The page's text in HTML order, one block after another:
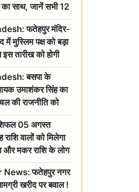
का साथ, जानें सभी 12
भाग्यफल
फतेहपुर मंदिर-
में मुस्लिम पक्ष को बड़ा
तारीख को होगी
बसपा के
उमाशंकर सिंह का
की राजनीति को
ने जताया दुःख
05 अगस्त
वालों को मिलेगा
और मकर राशि के लोग
फतेहपुर नगर
खरीद पर बवाल !